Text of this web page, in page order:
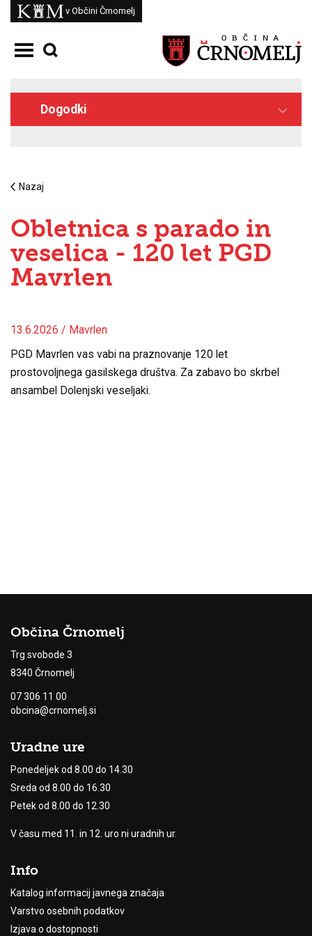
Skoči na vsebino
Kam
v Občini Črnomelj
Odpri meni
Dogodki
Nazaj
Obletnica s parado in
veselica - 120 let PGD
Mavrlen
13.6.2026 / Mavrlen
PGD Mavrlen vas vabi na praznovanje 120 let
prostovoljnega gasilskega društva. Za zabavo bo skrbel
ansambel Dolenjski veseljaki.
Občina Črnomelj
Trg svobode 3
8340 Črnomelj
07 306 11 00
obcina@crnomelj.si
Uradne ure
Ponedeljek od 8.00 do 14.30
Sreda od 8.00 do 16.30
Petek od 8.00 do 12.30
V času med 11. in 12. uro ni uradnih ur.
Info
Katalog informacij javnega značaja
Varstvo osebnih podatkov
Izjava o dostopnosti